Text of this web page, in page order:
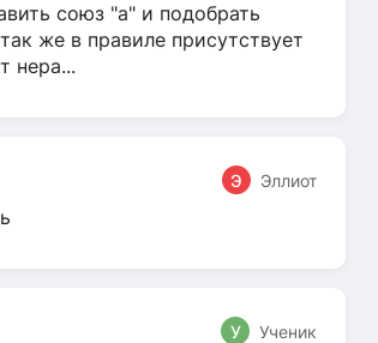
союз "а" и подобрать
же в правиле присутствует
нера...
Э Эллиот
У Ученик